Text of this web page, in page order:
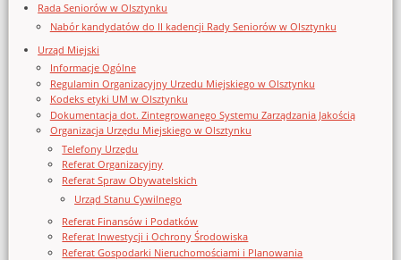
Rada Seniorów w Olsztynku
Nabór kandydatów do II kadencji Rady Seniorów w Olsztynku
Urząd Miejski
Informacje Ogólne
Regulamin Organizacyjny Urzedu Miejskiego w Olsztynku
Kodeks etyki UM w Olsztynku
Dokumentacja dot. Zintegrowanego Systemu Zarządzania Jakością
Organizacja Urzędu Miejskiego w Olsztynku
Telefony Urzędu
Referat Organizacyjny
Referat Spraw Obywatelskich
Urząd Stanu Cywilnego
Referat Finansów i Podatków
Referat Inwestycji i Ochrony Środowiska
Referat Gospodarki Nieruchomościami i Planowania